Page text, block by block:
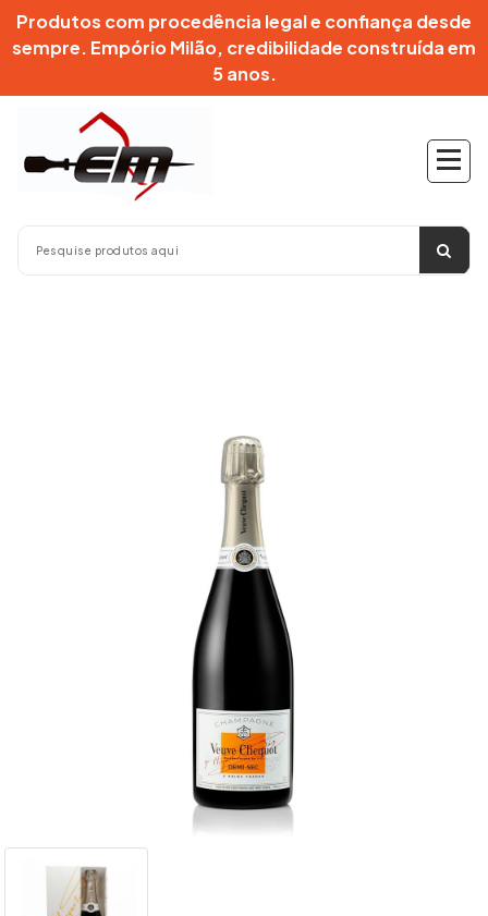
PularProdutos com procedência legal e confiança desde
sempre. Empório Milão, credibilidade construída em
5 anos.